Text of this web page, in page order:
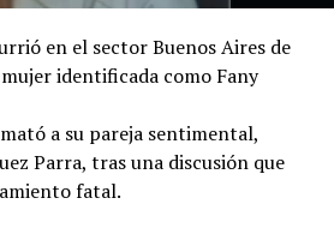
en el sector Buenos Aires de
identificada como Fany
a su pareja sentimental,
Parra, tras una discusión que
fatal.